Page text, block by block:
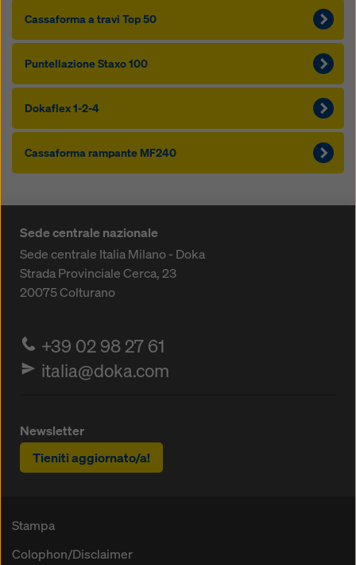
Cas­saforma a travi Top 50
Puntellazione Staxo 100
Dokaflex 1-2-4
Cas­saforma rampante MF240
Sede centrale nazionale
Sede centrale Italia Milano - Doka
Strada Provinciale Cerca, 23
20075Colturano
+39 02 98 27 61
italia@doka.com
Newsletter
Tieniti aggiornato/a!
Stampa
Colophon/Disclaimer